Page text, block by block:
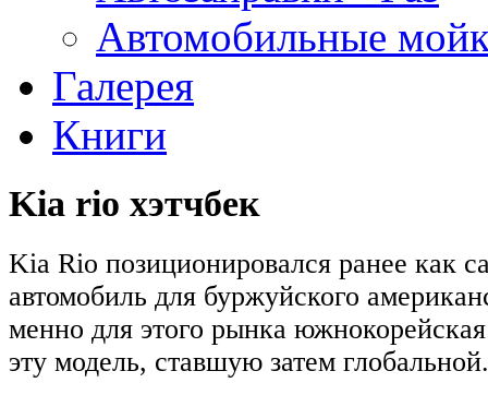
Автомобильные
Галерея
Книги
Kia rio хэтчбек
Kia Rio позиционировался ранее как
автомобиль для буржуйского
менно для этого рынка
эту модель, ставшую затем глобальной.